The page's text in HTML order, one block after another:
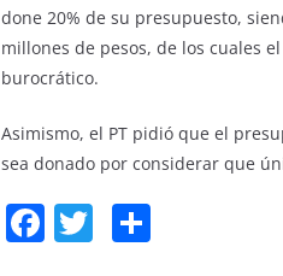
done 20% de su presupuesto,
millones de pesos, de los cuales
burocrático.
Asimismo, el PT pidió que el
sea donado por considerar que
F T